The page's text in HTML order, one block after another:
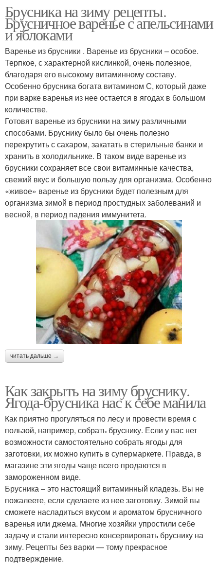
Брусника на зиму рецепты.
Брусничное варенье с апельсинами
и яблоками
Варенье из брусники . Варенье из брусники – особое.
Терпкое, с характерной кислинкой, очень полезное,
благодаря его высокому витаминному составу.
Особенно брусника богата витамином С, который даже
при варке варенья из нее остается в ягодах в большом
количестве.
Готовят варенье из брусники на зиму различными
способами. Бруснику было бы очень полезно
перекрутить с сахаром, закатать в стерильные банки и
хранить в холодильнике. В таком виде варенье из
брусники сохраняет все свои витаминные качества,
свежий вкус и большую пользу для организма. Особенно
«живое» варенье из брусники будет полезным для
организма зимой в период простудных заболеваний и
весной, в период падения иммунитета.
читать дальше →
Как закрыть на зиму бруснику.
Ягода-брусника нас к себе манила
Как приятно прогуляться по лесу и провести время с
пользой, например, собрать бруснику. Если у вас нет
возможности самостоятельно собрать ягоды для
заготовки, их можно купить в супермаркете. Правда, в
магазине эти ягоды чаще всего продаются в
замороженном виде.
Брусника – это настоящий витаминный кладезь. Вы не
пожалеете, если сделаете из нее заготовку. Зимой вы
сможете насладиться вкусом и ароматом брусничного
варенья или джема. Многие хозяйки упростили себе
задачу и стали интересно консервировать бруснику на
зиму. Рецепты без варки — тому прекрасное
подтверждение.